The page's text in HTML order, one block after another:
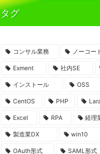
タグ
コンサル業務 ノーコー
Exment 社内SE
インストール OSS
CentOS PHP
Excel RPA 経理
製造業DX win10
OAuth形式 SAML形式